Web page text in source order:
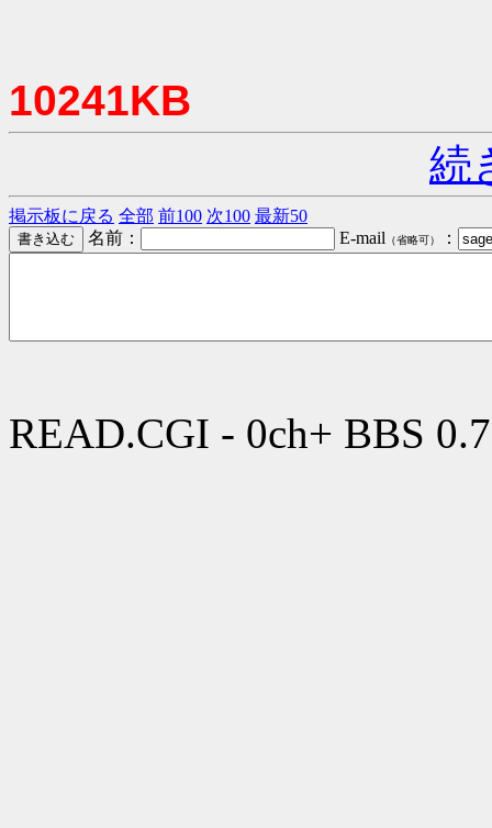
10241KB
続
掲示板に戻る 全部 前100 次100 最新50
名前：
E-mail （省略可） ：
READ.CGI - 0ch+ BBS